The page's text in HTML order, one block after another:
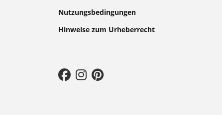
Nutzungsbedingungen
Hinweise zum Urheberrecht